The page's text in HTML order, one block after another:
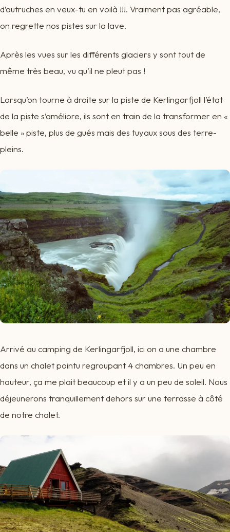
d’autruches en veux-tu en voilà !!!. Vraiment pas agréable,
on regrette nos pistes sur la lave.
Après les vues sur les différents glaciers y sont tout de
même très beau, vu qu’il ne pleut pas !
Lorsqu’on tourne à droite sur la piste de Kerlingarfjoll l’état
de la piste s’améliore, ils sont en train de la transformer en «
belle » piste, plus de gués mais des tuyaux sous des terre-
pleins.
Arrivé au camping de Kerlingarfjoll, ici on a une chambre
dans un chalet pointu regroupant 4 chambres. Un peu en
hauteur, ça me plait beaucoup et il y a un peu de soleil. Nous
déjeunerons tranquillement dehors sur une terrasse à côté
de notre chalet.